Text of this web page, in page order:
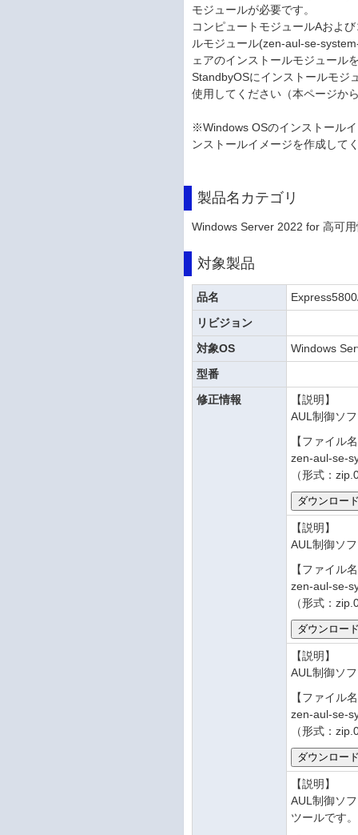
モジュールが必要です。
コンピュートモジュールAおよ
ルモジュール(zen-aul-se-
ェアのインストールモジュール
StandbyOSにインストールモジ
使用してください（本ページか
※Windows OSのインストール
ンストールイメージを作成して
製品名カテゴリ
Windows Server 2022 for 高可
対象製品
品名
リビジョン
対象OS
Windows
型番
修正情報
【説明】
AUL制御ソ
【ファイル
zen-aul-se-
（形式：
【説明】
AUL制御ソ
【ファイル
zen-aul-se-
（形式：
【説明】
AUL制御ソ
【ファイル
zen-aul-se-
（形式：
【説明】
AUL制御ソ
ツールです。